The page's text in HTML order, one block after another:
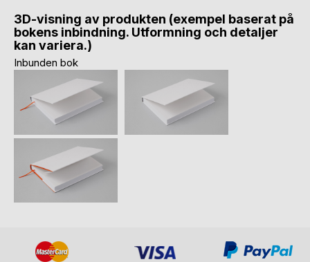
3D-visning av produkten (exempel baserat på
bokens inbindning. Utformning och detaljer
kan variera.)
Inbunden bok